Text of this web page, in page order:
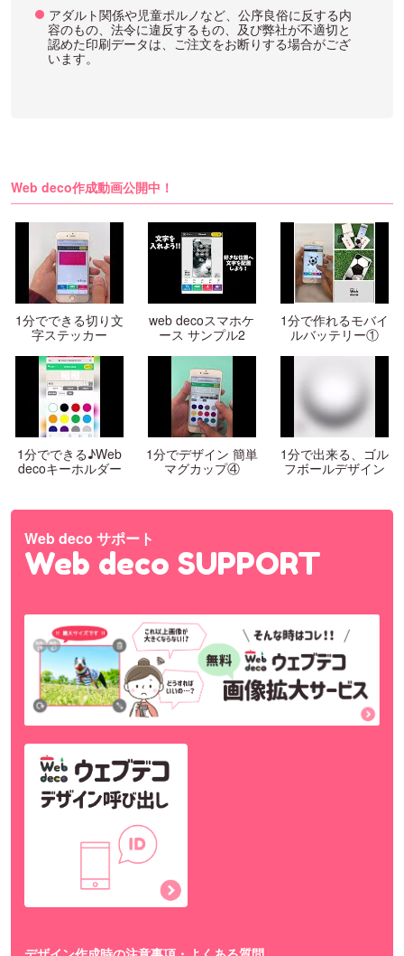
アダルト関係や児童ポルノなど、公序良俗に反する内
容のもの、法令に違反するもの、及び弊社が不適切と
認めた印刷データは、ご注文をお断りする場合がござ
います。
Web deco作成動画公開中！
1分でできる切り文
字ステッカー
web decoスマホケ
ース サンプル2
1分で作れるモバイ
ルバッテリー①
1分でできる♪Web
decoキーホルダー
1分でデザイン 簡単
マグカップ④
1分で出来る、ゴル
フボールデザイン
Web deco サポート
Web deco SUPPORT